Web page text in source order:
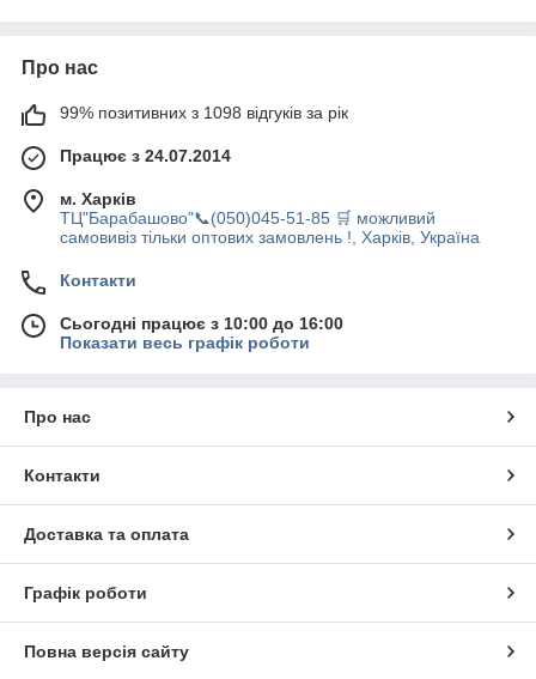
Про нас
99% позитивних з 1098 відгуків за рік
Працює з 24.07.2014
м. Харків
ТЦ"Барабашово"📞(050)045-51-85 🛒 можливий
самовивіз тільки оптових замовлень !, Харків, Україна
Контакти
Сьогодні працює з 10:00 до 16:00
Показати весь графік роботи
Про нас
Контакти
Доставка та оплата
Графік роботи
Повна версія сайту